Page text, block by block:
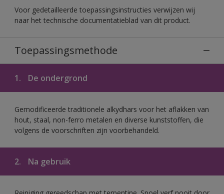
Voor gedetailleerde toepassingsinstructies verwijzen wij
naar het technische documentatieblad van dit product.
Toepassingsmethode
1. De ondergrond
Gemodificeerde traditionele alkydhars voor het aflakken van
hout, staal, non-ferro metalen en diverse kunststoffen, die
volgens de voorschriften zijn voorbehandeld.
2. Na gebruik